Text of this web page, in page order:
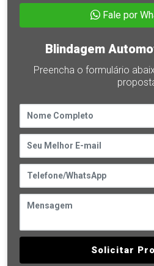
Fale por
Blindagem
Preencha o formulário
Solicitar